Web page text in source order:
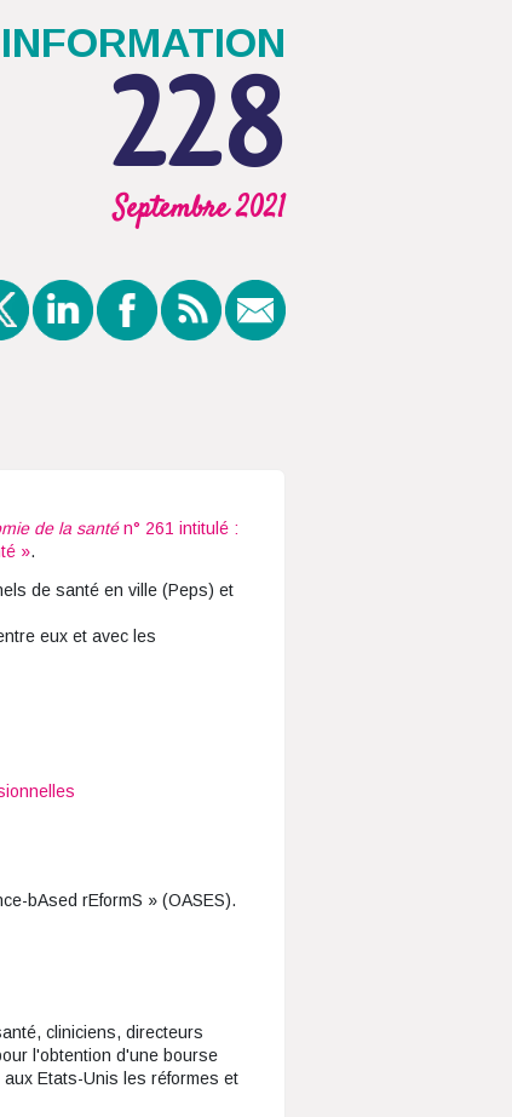
228
Septembre 2021
de la santén° 261 intitulé :
».
de santé en ville (Peps) et
eux et avec les
bAsed rEformS » (OASES).
cliniciens, directeurs
l'obtention d'une bourse
Etats-Unis les réformes et